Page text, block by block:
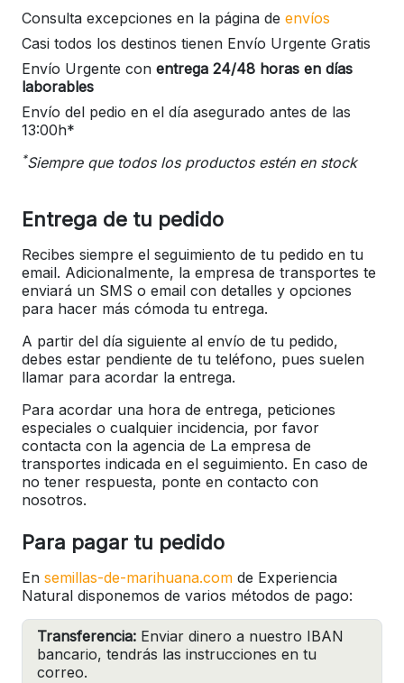
Consulta excepciones en la página de envíos
Casi todos los destinos tienen Envío Urgente Gratis
Envío Urgente con entrega 24/48 horas en días
laborables
Envío del pedio en el día asegurado antes de las
13:00h*
*Siempre que todos los productos estén en stock
Entrega de tu pedido
Recibes siempre el seguimiento de tu pedido en tu
email. Adicionalmente, la empresa de transportes te
enviará un SMS o email con detalles y opciones
para hacer más cómoda tu entrega.
A partir del día siguiente al envío de tu pedido,
debes estar pendiente de tu teléfono, pues suelen
llamar para acordar la entrega.
Para acordar una hora de entrega, peticiones
especiales o cualquier incidencia, por favor
contacta con la agencia de La empresa de
transportes indicada en el seguimiento. En caso de
no tener respuesta, ponte en contacto con
nosotros.
Para pagar tu pedido
En semillas-de-marihuana.com de Experiencia
Natural disponemos de varios métodos de pago:
Transferencia: Enviar dinero a nuestro IBAN
bancario, tendrás las instrucciones en tu
correo.